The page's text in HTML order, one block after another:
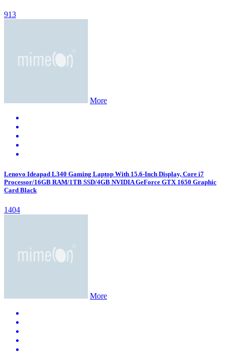
913
More
Lenovo Ideapad L340 Gaming Laptop With 15.6-Inch Display, Core i7
Processor/16GB RAM/1TB SSD/4GB NVIDIA GeForce GTX 1650 Graphic
Card Black
1404
More